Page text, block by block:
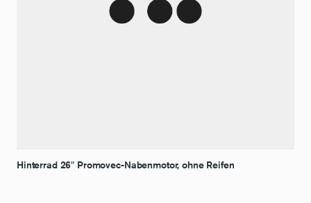
Hinterrad 26″ Promovec-Nabenmotor, ohne Reifen